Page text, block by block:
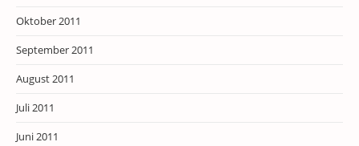
Oktober 2011
September 2011
August 2011
Juli 2011
Juni 2011